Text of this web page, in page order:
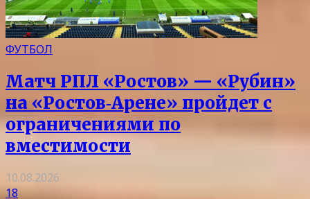
ФУТБОЛ
Матч РПЛ «Ростов» — «Рубин»
на «Ростов‑Арене» пройдет с
ограничениями по
вместимости
10.08.2026
18